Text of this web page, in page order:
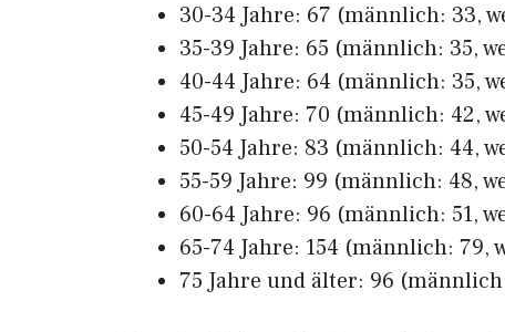
30-34 Jahre: 67 (männlich: 33,
35-39 Jahre: 65 (männlich: 35,
40-44 Jahre: 64 (männlich: 35,
45-49 Jahre: 70 (männlich: 42,
50-54 Jahre: 83 (männlich: 44,
55-59 Jahre: 99 (männlich: 48,
60-64 Jahre: 96 (männlich: 51,
65-74 Jahre: 154 (männlich: 79,
75 Jahre und älter: 96